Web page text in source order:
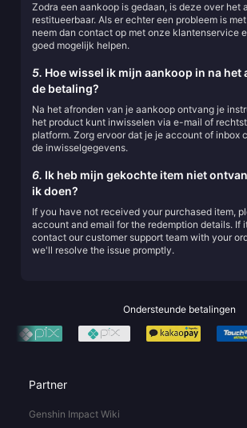
Zodra een aankoop is gedaan, is deze over het
restitueerbaar. Als er echter een probleem is
neem dan contact op met onze klantenservice
goed mogelijk helpen.
5. Hoe wissel ik mijn aankoop in na het
de betaling?
Na het afronden van je aankoop ontvang je
het product kunt inwisselen via e-mail of
platform. Zorg ervoor dat je je account of inbox
de inwisselgegevens.
6. Ik heb mijn gekochte item niet
ik doen?
If you have not received your purchased item,
account and email for the redemption details. If
contact our customer support team with your
we'll resolve the issue promptly.
Ondersteunde betalingen
Partner
Genshin Impact Wiki